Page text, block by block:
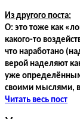
Из другого поста:
О: это тоже как
какого-то
что наработано
верой наделяют
уже определённым
своими мыслями,
Читать весь пост